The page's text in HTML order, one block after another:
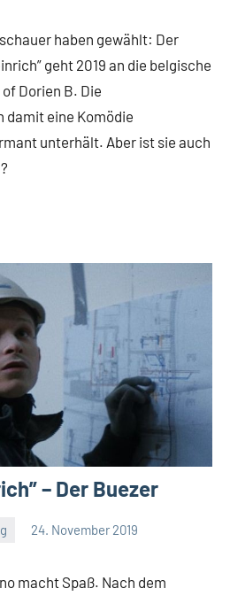
haben gewählt: Der
geht 2019 an die belgische
Dorien B. Die
damit eine Komödie
unterhält. Aber ist sie auch
– Der Buezer
24. November 2019
macht Spaß. Nach dem